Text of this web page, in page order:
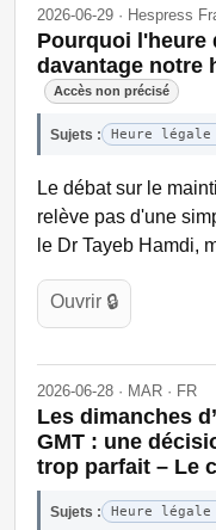
2026-06-29 · Hespress
Pourquoi l'heure
davantage notre
Accès non précisé
Sujets : Heure légale
Le débat sur le
relève pas d'une
le Dr Tayeb Hamdi,
Ouvrir 🔒
2026-06-28 · MAR · FR
Les dimanches
GMT : une
trop parfait – Le
Sujets : Heure légale